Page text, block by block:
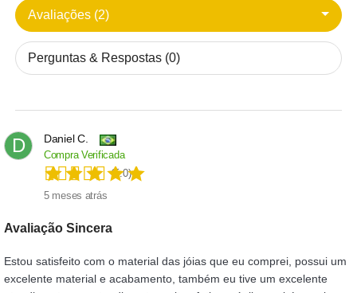
Avaliações (2)
Perguntas & Respostas (0)
D Daniel C.
Compra Verificada
(5.0)
5 meses atrás
Avaliação Sincera
Estou satisfeito com o material das jóias que eu comprei, possui um
excelente material e acabamento, também eu tive um excelente